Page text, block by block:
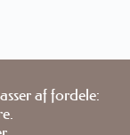
af fordele: